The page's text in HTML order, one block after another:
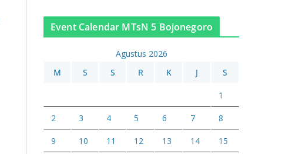
Event Calendar MTsN 5 Bojonegoro
Agustus 2026
M
S S R K J S
1
2 3 4 5 6 7 8
9 10 11 12 13 14 15